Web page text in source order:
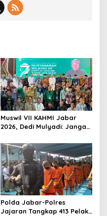
Muswil VII KAHMI Jabar
2026, Dedi Mulyadi: Jangan
Digital
Polda Jabar-Polres
Jajaran Tangkap 413 Pelaku